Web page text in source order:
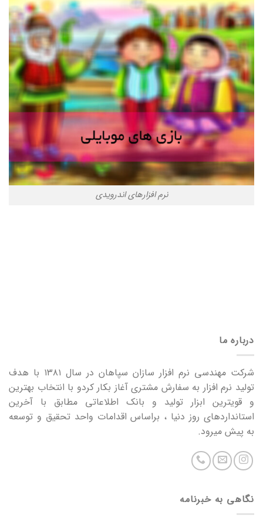
نرم افزارهای اندرویدی
درباره ما
شرکت مهندسی نرم افزار سازان سپاهان در سال ۱۳۸۱ با هدف
تولید نرم افزار به سفارش مشتری آغاز بکار کردو با انتخاب بهترین
و قویترین ابزار تولید و بانک اطلاعاتی مطابق با آخرین
استانداردهای روز دنیا ، براساس اقدامات واحد تحقیق و توسعه
به پیش میرود.
نگاهی به خبرنامه